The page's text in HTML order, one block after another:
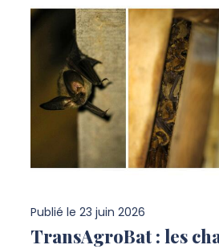
Publié le 23 juin 2026
TransAgroBat : les